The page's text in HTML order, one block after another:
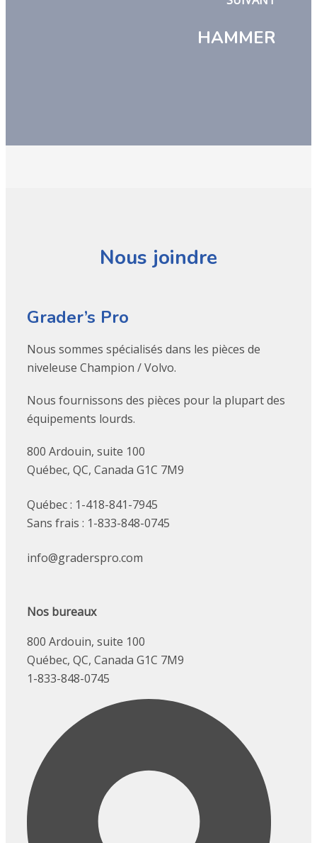
HAMMER
Nous joindre
Grader’s Pro
Nous sommes spécialisés dans les pièces de
niveleuse Champion / Volvo.
Nous fournissons des pièces pour la plupart des
équipements lourds.
800 Ardouin, suite 100
Québec, QC, Canada G1C 7M9
Québec : 1-418-841-7945
Sans frais : 1-833-848-0745
info@graderspro.com
Nos bureaux
800 Ardouin, suite 100
Québec, QC, Canada G1C 7M9
1-833-848-0745